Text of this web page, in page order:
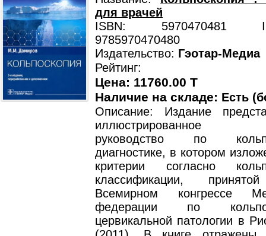
для врачей
ISBN: 5970470481
9785970470480
Издательство: Гэотар-Медиа
Рейтинг:
Цена: 11760.00 T
Наличие на складе: Есть
Описание: Издание
иллюстрированное
руководство по
диагностике, в котором
критерии согласно
классификации,
Всемирном конгрессе
федерации по
цервикальной патологии в